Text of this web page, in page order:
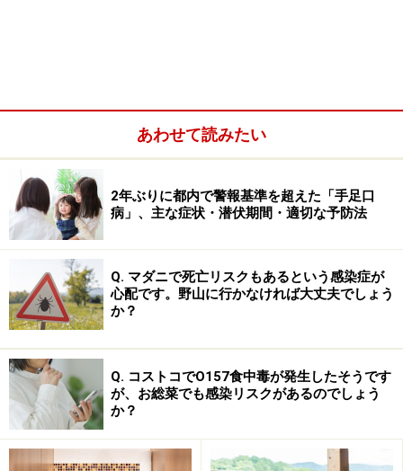
SARSは8,098名の感染者と、774名の死亡者を出しまし
た。MERSは2015年2月にWHOの報告から、971名の確定
診断され、356名が死亡しています。死亡率37%です。
WHOの6月12日現在の報告では、韓国125名、中国1名が
記）。韓国ではMERSと診断される人が増えています。
中東呼吸器症候群(MERS)の感染経路
あわせて読みたい
2年ぶりに都内で警報基準を超えた「手足口
病」、主な症状・潜伏期間・適切な予防法
Q. マダニで死亡リスクもあるという感染症が
心配です。野山に行かなければ大丈夫でしょう
か？
Q. コストコでO157食中毒が発生したそうです
が、お総菜でも感染リスクがあるのでしょう
か？